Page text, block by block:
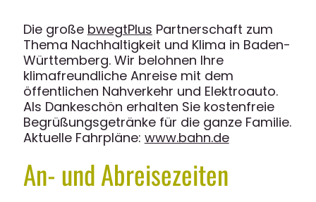
Die große bwegtPlus Partnerschaft zum
Thema Nachhaltigkeit und Klima in Baden-
Württemberg. Wir belohnen Ihre
klimafreundliche Anreise mit dem
öffentlichen Nahverkehr und Elektroauto.
Als Dankeschön erhalten Sie kostenfreie
Begrüßungsgetränke für die ganze Familie.
Aktuelle Fahrpläne: www.bahn.de
An- und Abreisezeiten